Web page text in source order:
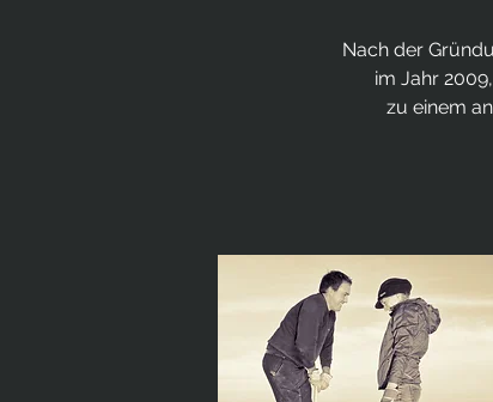
Nach der
im Jahr
zu einem